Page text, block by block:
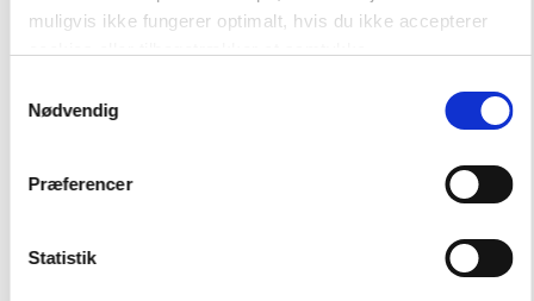
muligvis ikke fungerer optimalt, hvis du ikke accepterer
Nødvendig
Præferencer
Statistik
A Piece of Cake